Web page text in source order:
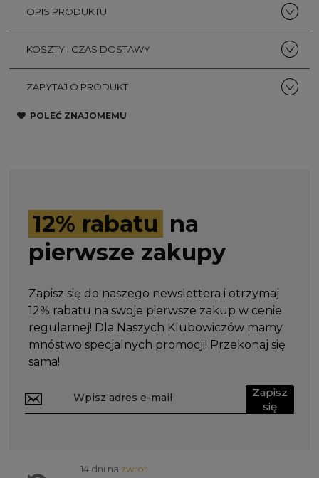
OPIS PRODUKTU
KOSZTY I CZAS DOSTAWY
ZAPYTAJ O PRODUKT
POLEĆ ZNAJOMEMU
12% rabatu na
pierwsze zakupy
Zapisz się do naszego newslettera i otrzymaj
12% rabatu na swoje pierwsze zakup w cenie
regularnej! Dla Naszych Klubowiczów mamy
mnóstwo specjalnych promocji! Przekonaj się
sama!
Zapisz
się
14 dni na zwrot